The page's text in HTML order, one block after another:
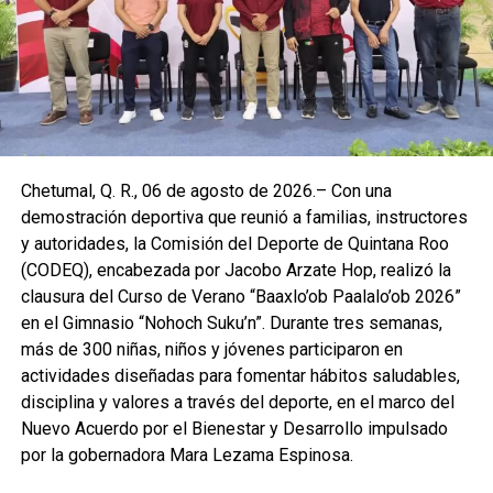
defender sus colores y disfrutar cada punto como parte
de su desarrollo integral.
Durante el torneo participarán las categorías
Microvoleibol, Minivoleibol, Infantil Menor, Infantil Mayor,
Juvenil Menor y Juvenil Mayor. Los tres primeros lugares
recibirán medallas y material deportivo, además de un
reconocimiento especial al entrenador campeón. La
ceremonia contó con la presencia de autoridades
deportivas y del cancunense Roberto Nicolás Pereira,
convocado a la Selección Nacional Sub-19.
Fuente: 5to Poder Agencia de Noticias
Chetumal, Q. R., 06 de agosto de 2026.– Con una
demostración deportiva que reunió a familias, instructores
y autoridades, la Comisión del Deporte de Quintana Roo
(CODEQ), encabezada por Jacobo Arzate Hop, realizó la
clausura del Curso de Verano “Baaxlo’ob Paalalo’ob 2026”
en el Gimnasio “Nohoch Suku’n”. Durante tres semanas,
más de 300 niñas, niños y jóvenes participaron en
actividades diseñadas para fomentar hábitos saludables,
disciplina y valores a través del deporte, en el marco del
Nuevo Acuerdo por el Bienestar y Desarrollo impulsado
por la gobernadora Mara Lezama Espinosa.